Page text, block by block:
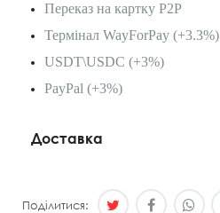
Переказ на картку P2P
Термінал WayForPay (+3.3%)
USDT\USDC (+3%)
PayPal (+3%)
Доставка
Поділитися: